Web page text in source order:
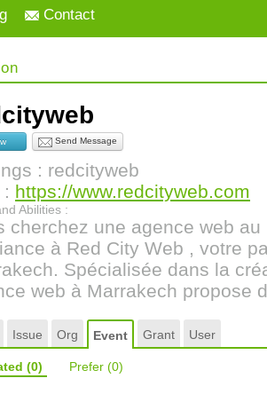
Contact
Send Message
: redcityweb
https://www.redcityweb.com
Abilities :
cherchez une agence web
à Red City Web , votre
Spécialisée dans la
web à Marrakech propose
Issue Org Event Grant User
(0) Prefer (0)